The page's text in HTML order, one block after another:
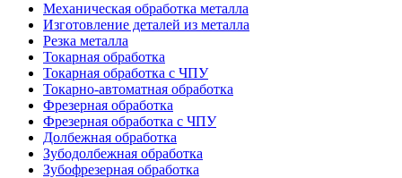
Механическая обработка металла
Изготовление деталей из металла
Резка металла
Токарная обработка
Токарная обработка с ЧПУ
Токарно-автоматная обработка
Фрезерная обработка
Фрезерная обработка c ЧПУ
Долбежная обработка
Зубодолбежная обработка
Зубофрезерная обработка